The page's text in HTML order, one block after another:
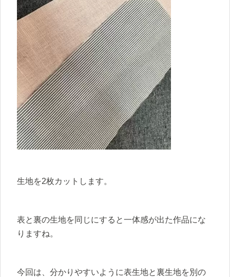
生地を2枚カットします。
表と裏の生地を同じにすると一体感が出た作品にな
りますね。
今回は、分かりやすいように表生地と裏生地を別の